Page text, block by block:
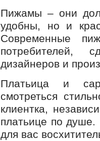
Пижамы – они
удобны, но и
Современные
потребителей,
дизайнеров и
Платьица и
смотреться
клиентка,
платьице по
для вас